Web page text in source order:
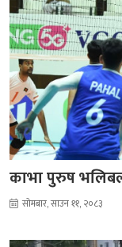
काभा पुरुष
सोमबार, साउन ११, २०८३